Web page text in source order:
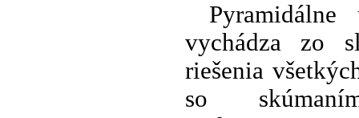
vychádza zo
riešenia
so